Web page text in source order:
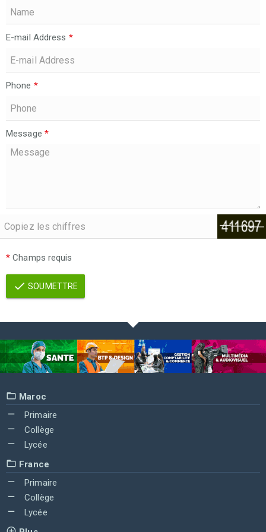
E-mail Address *
Phone *
Message *
* Champs requis
SOUMETTRE
Maroc
Primaire
Collège
Lycée
France
Primaire
Collège
Lycée